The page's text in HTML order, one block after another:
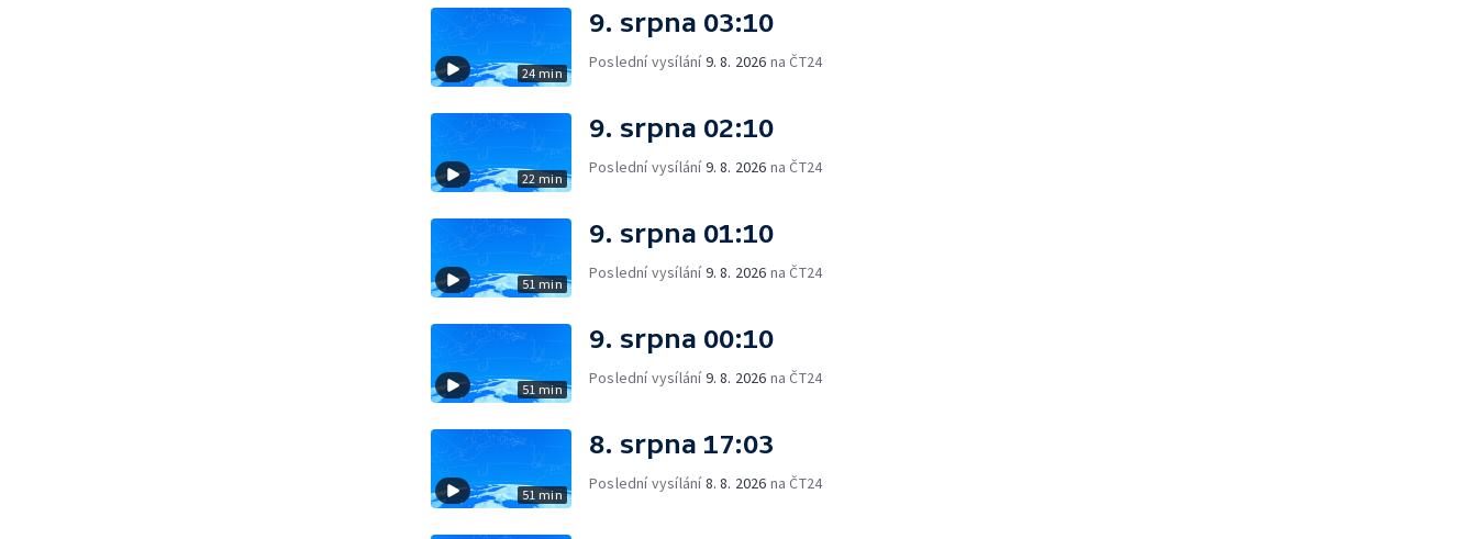
24 min
9. srpna 03:10
Poslední vysílání9. 8. 2026 na ČT24
22 min
9. srpna 02:10
Poslední vysílání9. 8. 2026 na ČT24
51 min
9. srpna 01:10
Poslední vysílání9. 8. 2026 na ČT24
51 min
9. srpna 00:10
Poslední vysílání9. 8. 2026 na ČT24
51 min
8. srpna 17:03
Poslední vysílání8. 8. 2026 na ČT24